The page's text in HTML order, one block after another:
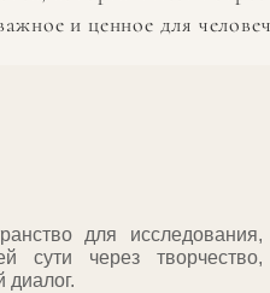
и ценное для
для исследования,
сути через творчество,
диалог.